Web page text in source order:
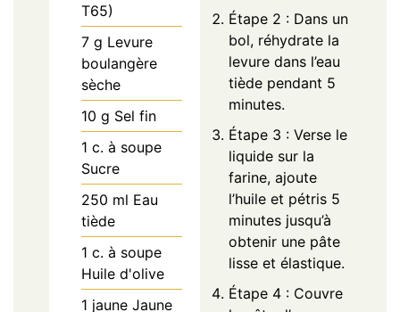
T65)
7 g Levure
boulangère
sèche
10 g Sel fin
1 c. à soupe
Sucre
250 ml Eau
tiède
1 c. à soupe
Huile d'olive
1 jaune Jaune
Étape 2 : Dans un
bol, réhydrate la
levure dans l’eau
tiède pendant 5
minutes.
Étape 3 : Verse le
liquide sur la
farine, ajoute
l’huile et pétris 5
minutes jusqu’à
obtenir une pâte
lisse et élastique.
Étape 4 : Couvre